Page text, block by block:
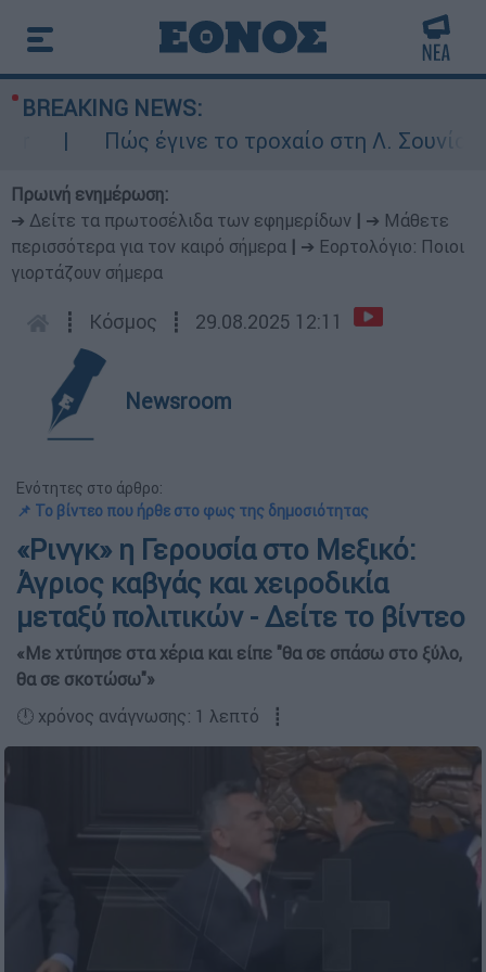
BREAKING NEWS:
Πώς έγινε το τροχαίο στη Λ. Σουνίου:
Πρωινή ενημέρωση:
➔ Δείτε τα πρωτοσέλιδα των εφημερίδων
➔ Μάθετε
περισσότερα για τον καιρό σήμερα
➔ Εορτολόγιο: Ποιοι
γιορτάζουν σήμερα
┋ Κόσμος ┋ 29.08.2025 12:11
Newsroom
Ενότητες στο άρθρο:
📌 Το βίντεο που ήρθε στο φως της δημοσιότητας
«Ρινγκ» η Γερουσία στο Μεξικό:
Άγριος καβγάς και χειροδικία
μεταξύ πολιτικών - Δείτε το βίντεο
«Με χτύπησε στα χέρια και είπε "θα σε σπάσω στο ξύλο,
θα σε σκοτώσω"»
🕛 χρόνος ανάγνωσης: 1 λεπτό ┋